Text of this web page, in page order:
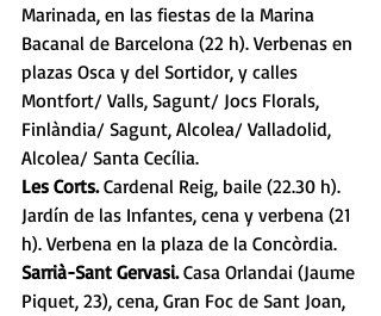
Marinada, en las fiestas de la Marina
Bacanal de Barcelona (22 h). Verbenas en
plazas Osca y del Sortidor, y calles
Montfort/ Valls, Sagunt/ Jocs Florals,
Finlàndia/ Sagunt, Alcolea/ Valladolid,
Alcolea/ Santa Cecília.
Les Corts. Cardenal Reig, baile (22.30 h).
Jardín de las Infantes, cena y verbena (21
h). Verbena en la plaza de la Concòrdia.
Sarrià-Sant Gervasi. Casa Orlandai (Jaume
Piquet, 23), cena, Gran Foc de Sant Joan,